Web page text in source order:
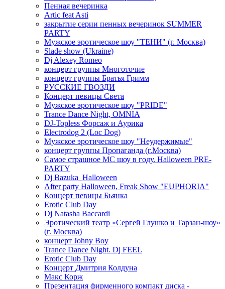
Пенная вечеринка
Artic feat Asti
закрытие серии пенных вечеринок SUMMER
PARTY
Мужское эротическое шоу "ТЕНИ" (г. Москва)
Slade show (Ukraine)
Dj Alexey Romeo
концерт группы Многоточие
концерт группы Братья Гримм
РУССКИЕ ГВОЗДИ
Концерт певицы Света
Мужское эротическое шоу "PRIDE"
Trance Dance Night, OMNIA
DJ-Topless Форсаж и Аурика
Electrodog 2 (Loc Dog)
Мужское эротическое шоу "Неудержимые"
концерт группы Пропаганда (г.Москва)
Самое страшное МС шоу в году. Halloween PRE-
PARTY
Dj Bazuka_Halloween
After party Halloween, Freak Show "EUPHORIA"
Концерт певицы Бьянка
Erotic Club Day
Dj Natasha Baccardi
Эротический театр «Сергей Глушко и Тарзан-шоу»
(г. Москва)
концерт Johny Boy
Trance Dance Night. Dj FEEL
Erotic Club Day
Концерт Дмитрия Колдуна
Макс Корж
Презентация фирменного компакт диска -